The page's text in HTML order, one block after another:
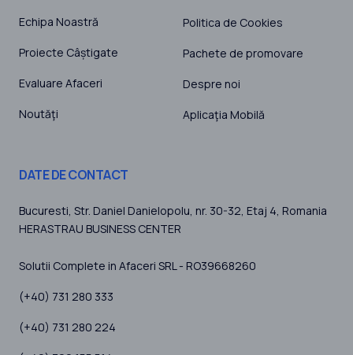
Echipa Noastră
Proiecte Câștigate
Evaluare Afaceri
Noutăţi
Politica de Cookies
Pachete de promovare
Despre noi
Aplicaţia Mobilă
DATE DE CONTACT
Bucuresti, Str. Daniel Danielopolu, nr. 30-32, Etaj 4, Romania
HERASTRAU BUSINESS CENTER
Solutii Complete in Afaceri SRL - RO39668260
(+40) 731 280 333
(+40) 731 280 224